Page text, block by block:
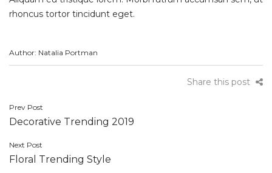
rhoncus tortor tincidunt eget.
Author: Natalia Portman
Share this post
Post
navigation
Prev Post
Decorative Trending 2019
Next Post
Floral Trending Style